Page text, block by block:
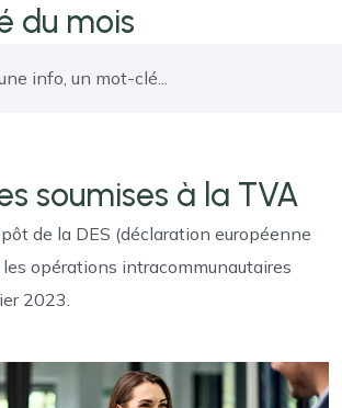
du mois
soumises à la TVA
de la DES (déclaration européenne
opérations intracommunautaires
2023.